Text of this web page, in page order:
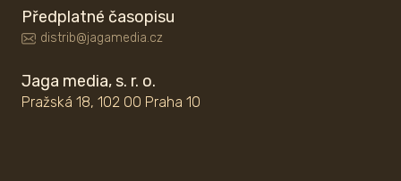
Předplatné časopisu
distrib@jagamedia.cz
Jaga media, s. r. o.
Pražská 18, 102 00 Praha 10